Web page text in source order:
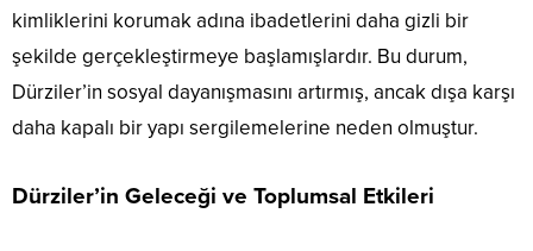
kimliklerini korumak adına ibadetlerini daha gizli bir
şekilde gerçekleştirmeye başlamışlardır. Bu durum,
Dürziler’in sosyal dayanışmasını artırmış, ancak dışa karşı
daha kapalı bir yapı sergilemelerine neden olmuştur.
Dürziler’in Geleceği ve Toplumsal Etkileri